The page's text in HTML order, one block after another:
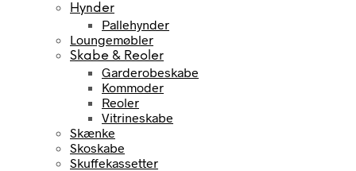
Hynder
Pallehynder
Loungemøbler
Skabe & Reoler
Garderobeskabe
Kommoder
Reoler
Vitrineskabe
Skænke
Skoskabe
Skuffekassetter